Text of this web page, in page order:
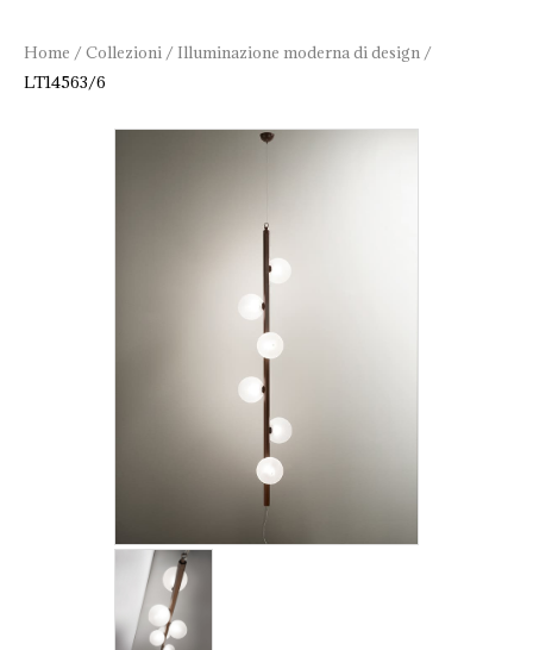
Home /Collezioni /Illuminazione moderna di design /
LT14563/6